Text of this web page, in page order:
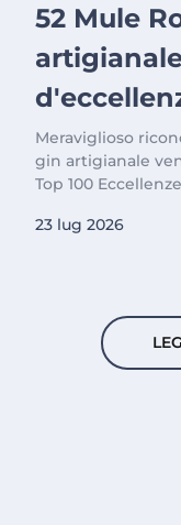
52 Mule
Meraviglioso
gin artigianale
Top 100
23 lug 2026